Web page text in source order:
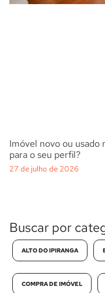
Imóvel novo ou usado
para o seu perfil?
27 de julho de 2026
Buscar por
ALTO DO IPIRANGA
COMPRA DE IMÓVEL